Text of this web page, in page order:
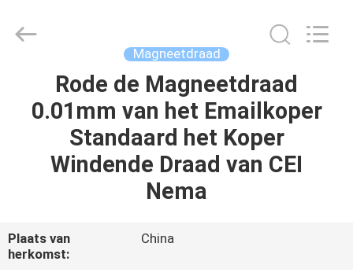
PRODUCTEN
ONGEVEER
ONS
Material
Co,.Ltd.
Magneetdraad
Rode de Magneetdraad
0.01mm van het Emailkoper
Standaard het Koper
Windende Draad van CEI
Nema
Plaats van
herkomst:
China